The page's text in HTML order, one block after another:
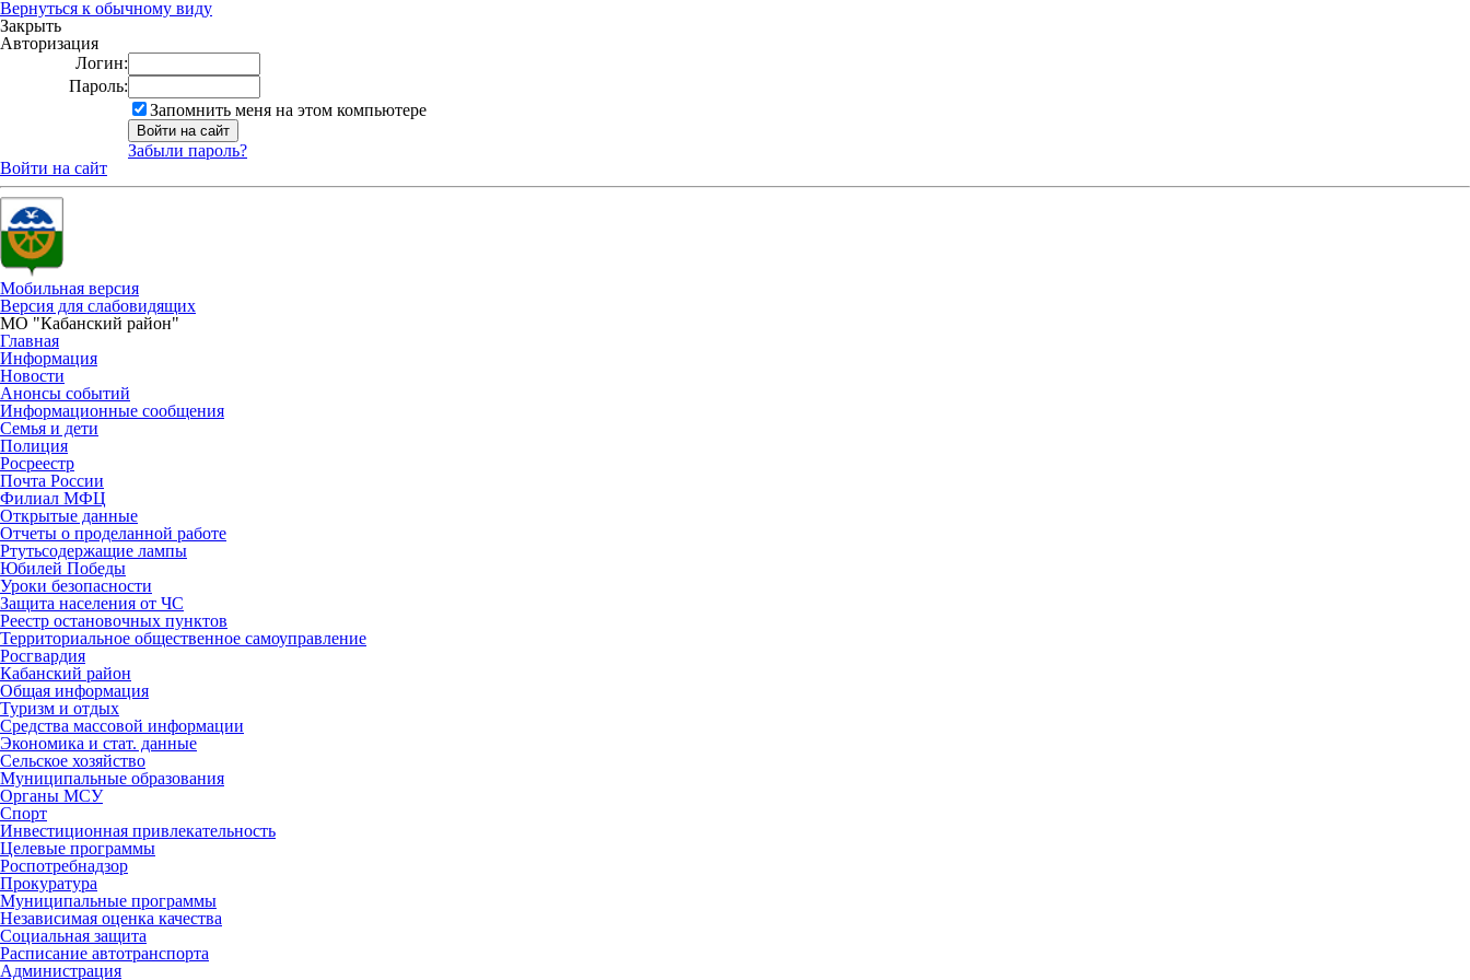
Вернуться к обычному виду
Закрыть
Авторизация
Логин:
Пароль:
Запомнить меня на этом компьютере
Забыли пароль?
Войти на сайт
Мобильная версия
Версия для слабовидящих
МО "Кабанский район"
Главная
Информация
Новости
Анонсы событий
Информационные сообщения
Семья и дети
Полиция
Росреестр
Почта России
Филиал МФЦ
Открытые данные
Отчеты о проделанной работе
Ртутьсодержащие лампы
Юбилей Победы
Уроки безопасности
Защита населения от ЧС
Реестр остановочных пунктов
Территориальное общественное самоуправление
Росгвардия
Кабанский район
Общая информация
Туризм и отдых
Средства массовой информации
Экономика и стат. данные
Сельское хозяйство
Муниципальные образования
Органы МСУ
Спорт
Инвестиционная привлекательность
Целевые программы
Роспотребнадзор
Прокуратура
Муниципальные программы
Независимая оценка качества
Социальная защита
Расписание автотранспорта
Администрация